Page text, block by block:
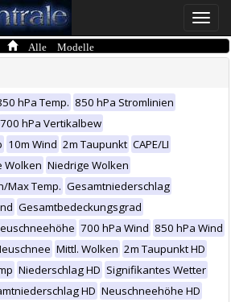
Toggle
Alle Modelle
hPa Temp. 850 hPa Stromlinien
700 hPa Vertikalbew
10m Wind 2m Taupunkt CAPE/LI
Wolken Niedrige Wolken
Max Temp. Gesamtniederschlag
Gesamtbedeckungsgrad
700 hPa Wind 850 hPa Wind
Mittl. Wolken 2m Taupunkt HD
Niederschlag HD Signifikantes Wetter
HD Neuschneehöhe HD